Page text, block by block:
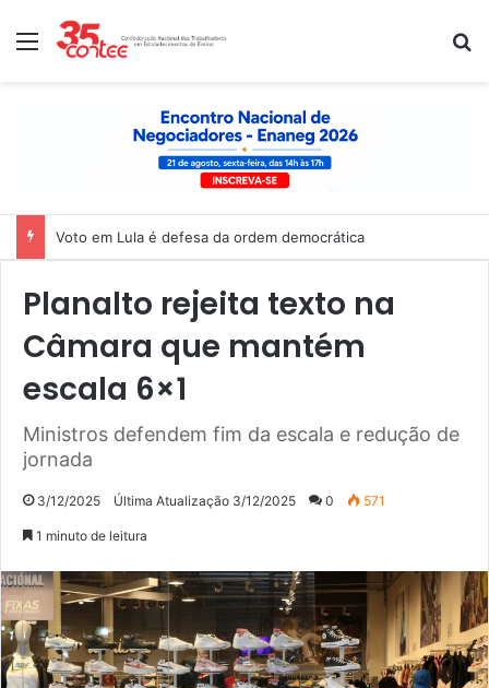
Menu
Voto em Lula é defesa da ordem democrática
Planalto rejeita texto na
Câmara que mantém
escala 6×1
Ministros defendem fim da escala e redução de
jornada
3/12/2025 Última Atualização 3/12/2025 0 571
1 minuto de leitura